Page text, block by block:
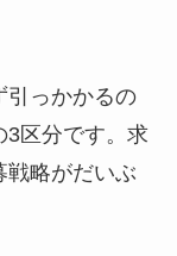
引っかかるの
3区分です。求
戦略がだいぶ